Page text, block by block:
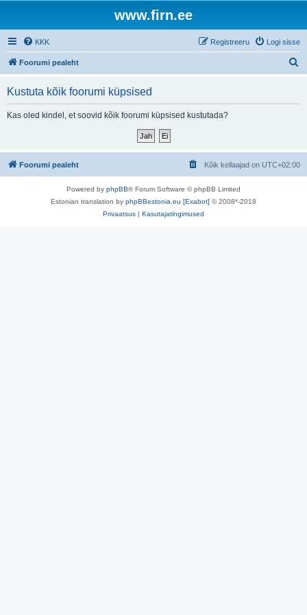
www.firn.ee
KKK Logi sisse
Registreeru
Foorumi pealeht
Kustuta kõik foorumi küpsised
Kas oled kindel, et soovid kõik foorumi küpsised kustutada?
Foorumi pealeht Kõik kellaajad on UTC+02:00
Powered by phpBB® Forum Software © phpBB Limited
Estonian translation by phpBBestonia.eu [Exabot] © 2008*-2018
Privaatsus | Kasutajatingimused